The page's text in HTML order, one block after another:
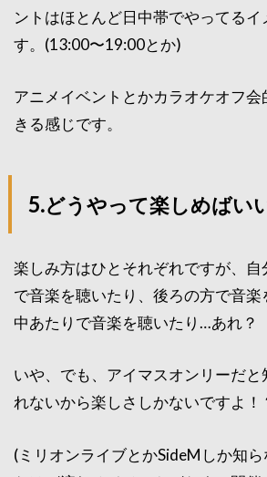
ントはほとんど日中帯でやってる
す。(13:00〜19:00とか)
アニメイベントとかカラオケオフ
きる感じです。
5.どうやって楽しめばい
楽しみ方はひとそれぞれですが、
で音楽を聴いたり、後ろの方で音
中あたりで音楽を聴いたり…あれ？
いや、でも、アイマスオンリーだ
れないから楽しさしかないですよ！
(ミリオンライブとかSideMしか知